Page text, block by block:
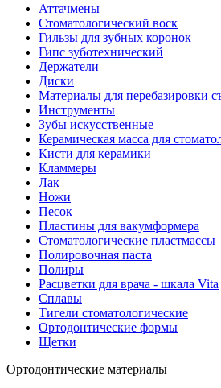
Аттачмены
Стоматологический воск
Гильзы для зубных коронок
Гипс зуботехнический
Держатели
Диски
Материалы для перебазировки
Инструменты
Зубы искусственные
Керамическая масса для
Кисти для керамики
Кламмеры
Лак
Ножи
Песок
Пластины для вакумформера
Стоматологические пластмассы
Полировочная паста
Полиры
Расцветки для врача - шкала Vita
Сплавы
Тигели стоматологические
Ортодонтические формы
Щетки
Ортодонтические материалы